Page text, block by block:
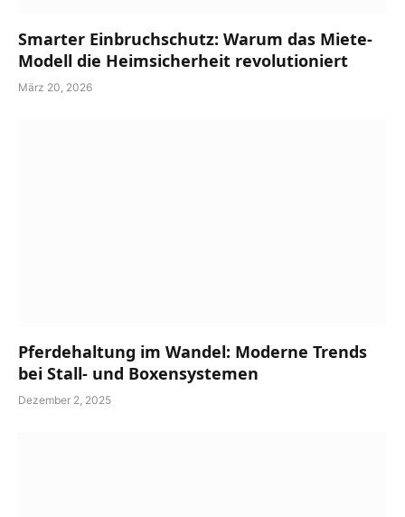
Smarter Einbruchschutz: Warum das Miete-
Modell die Heimsicherheit revolutioniert
März 20, 2026
Pferdehaltung im Wandel: Moderne Trends
bei Stall- und Boxensystemen
Dezember 2, 2025